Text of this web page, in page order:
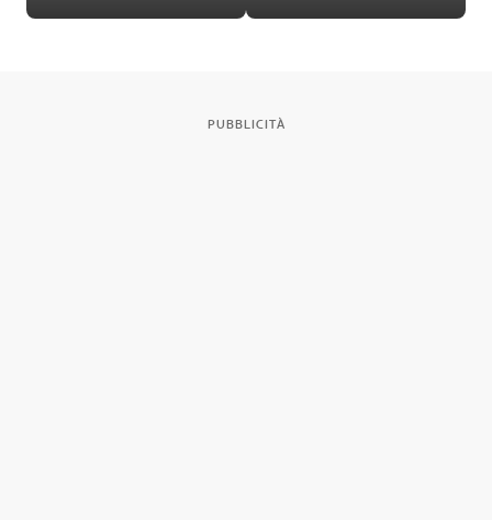
PUBBLICITÀ